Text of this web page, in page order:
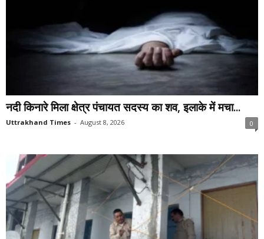
नदी किनारे मिला क्षेत्र पंचायत सदस्य का शव, इलाके में मचा...
Uttrakhand Times - August 8, 2026 0